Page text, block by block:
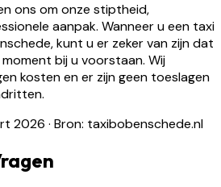
ons om onze stiptheid,
aanpak. Wanneer u een taxi
kunt u er zeker van zijn dat
bij u voorstaan. Wij
kosten en er zijn geen toeslagen
2026 · Bron: taxibobenschede.nl